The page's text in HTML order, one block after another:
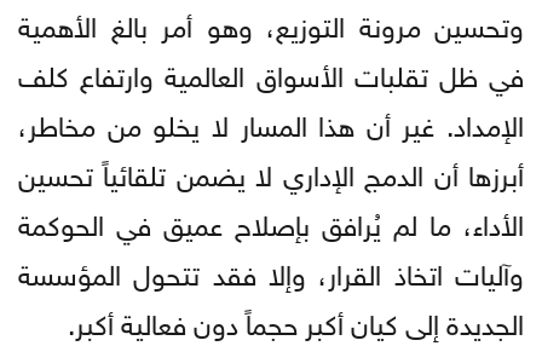
وتحسين مرونة التوزيع، وهو أمر بالغ الأهمية
في ظل تقلبات الأسواق العالمية وارتفاع كلف
الإمداد. غير أن هذا المسار لا يخلو من مخاطر،
أبرزها أن الدمج الإداري لا يضمن تلقائياً تحسين
الأداء، ما لم يُرافق بإصلاح عميق في الحوكمة
وآليات اتخاذ القرار، وإلا فقد تتحول المؤسسة
الجديدة إلى كيان أكبر حجماً دون فعالية أكبر.